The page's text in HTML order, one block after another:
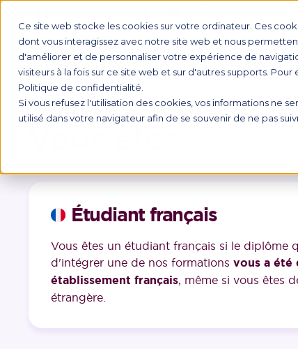
Ce site web stocke les cookies sur votre ordinateur. Ces
dont vous interagissez avec notre site web et nous
d'améliorer et de personnaliser votre expérience de
visiteurs à la fois sur ce site web et sur d'autres supports.
Politique de confidentialité.
Si vous refusez l'utilisation des cookies, vos informations ne
utilisé dans votre navigateur afin de se souvenir de ne pas
Étudiant français
Vous êtes un étudiant français si le diplôme
d'intégrer une de nos formations vous a été
établissement français, même si vous êtes
étrangère.
Selon votre niveau d’étude et